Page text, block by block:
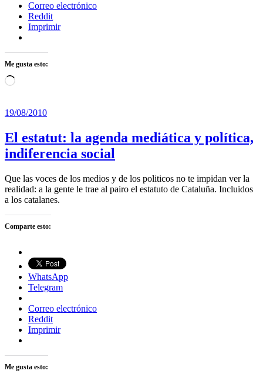
Correo electrónico
Reddit
Imprimir
Me gusta esto:
Cargando...
19/08/2010
El estatut: la agenda mediática y política,
indiferencia social
Que las voces de los medios y de los politicos no te impidan ver la
realidad: a la gente le trae al pairo el estatuto de Cataluña. Incluidos
a los catalanes.
Comparte esto:
WhatsApp
Telegram
Correo electrónico
Reddit
Imprimir
Me gusta esto: